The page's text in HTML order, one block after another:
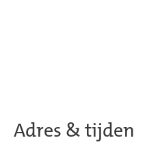
Adres & tijden